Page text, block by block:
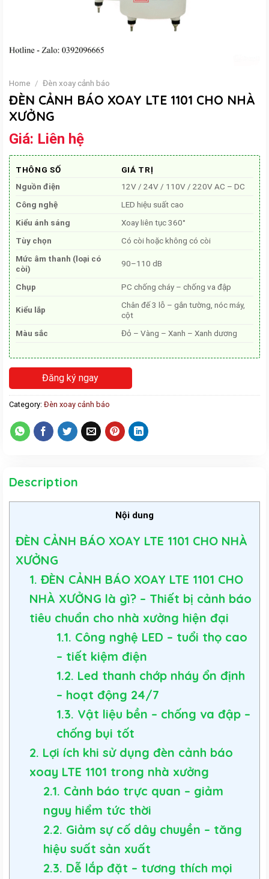
Home / Đèn xoay cảnh báo
ĐÈN CẢNH BÁO XOAY LTE 1101 CHO NHÀ
XƯỞNG
Giá: Liên hệ
THÔNG SỐ
GIÁ TRỊ
Nguồn điện
12V / 24V / 110V / 220V AC – DC
Công nghệ
LED hiệu suất cao
Kiểu ánh sáng
Xoay liên tục 360°
Tùy chọn
Có còi hoặc không có còi
Mức âm thanh (loại có
còi)
90–110 dB
Chụp PC chống cháy – chống va đập
Kiểu lắp
Chân đế 3 lỗ – gắn tường, nóc máy,
cột
Màu sắc
Đỏ – Vàng – Xanh – Xanh dương
Đăng ký ngay
Category: Đèn xoay cảnh báo
Description
Nội dung
ĐÈN CẢNH BÁO XOAY LTE 1101 CHO NHÀ
XƯỞNG
1. ĐÈN CẢNH BÁO XOAY LTE 1101 CHO
NHÀ XƯỞNG là gì? – Thiết bị cảnh báo
tiêu chuẩn cho nhà xưởng hiện đại
1.1. Công nghệ LED – tuổi thọ cao
– tiết kiệm điện
1.2. Led thanh chớp nháy ổn định
– hoạt động 24/7
1.3. Vật liệu bền – chống va đập –
chống bụi tốt
2. Lợi ích khi sử dụng đèn cảnh báo
xoay LTE 1101 trong nhà xưởng
2.1. Cảnh báo trực quan – giảm
nguy hiểm tức thời
2.2. Giảm sự cố dây chuyền – tăng
hiệu suất sản xuất
2.3. Dễ lắp đặt – tương thích mọi